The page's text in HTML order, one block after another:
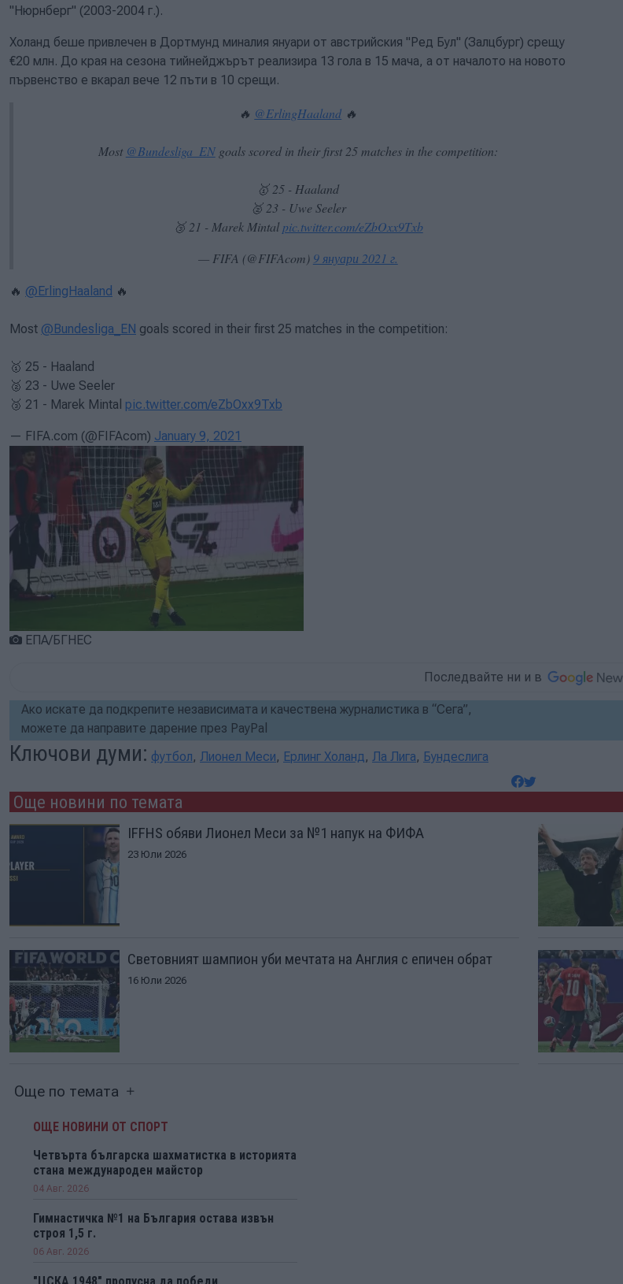
"Нюрнберг" (2003-2004 г.).
Холанд беше привлечен в Дортмунд миналия януари от австрийския "Ред Бул" (Залцбург) срещу
€20 млн. До края на сезона тийнейджърът реализира 13 гола в 15 мача, а от началото на новото
първенство е вкарал вече 12 пъти в 10 срещи.
🔥 @ErlingHaaland 🔥
Most @Bundesliga_ENgoals scored in their first 25 matches in the competition:
🥇 25 - Haaland
🥈 23 - Uwe Seeler
🥉 21 - Marek Mintal pic.twitter.com/eZbOxx9Txb
— FIFA (@FIFAcom) 9 януари 2021 г.
🔥 @ErlingHaaland 🔥
Most @Bundesliga_EN goals scored in their first 25 matches in the competition:
🥇 25 - Haaland
🥈 23 - Uwe Seeler
🥉 21 - Marek Mintal pic.twitter.com/eZbOxx9Txb
— FIFA.com (@FIFAcom) January 9, 2021
ЕПА/БГНЕС
Последвайте ни и в
Ако искате да подкрепите независимата и качествена журналистика в “Сега”,
можете да направите дарение през PayPal
Ключови думи: футбол, Лионел Меси, Ерлинг Холанд, Ла Лига, Бундеслига
Още новини по темата
IFFHS обяви Лионел Меси за №1 напук на ФИФА
23 Юли 2026
Световният шампион уби мечтата на Англия с епичен обрат
16 Юли 2026
Още по темата
ОЩЕ НОВИНИ ОТ СПОРТ
Четвърта българска шахматистка в историята
стана международен майстор
04 Авг. 2026
Гимнастичка №1 на България остава извън
строя 1,5 г.
06 Авг. 2026